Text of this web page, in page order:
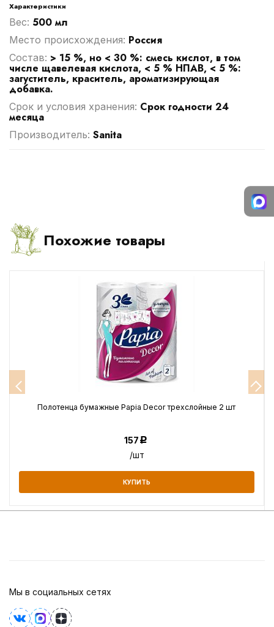
Характеристики
Вес: 500 мл
Место происхождения: Россия
Cостав: > 15 %, но < 30 %: смесь кислот, в том
числе щавелевая кислота, < 5 % НПАВ, < 5 %:
загуститель, краситель, ароматизирующая
добавка.
Срок и условия хранения: Срок годности 24
месяца
Производитель: Sanita
Похожие товары
Полотенца бумажные Papia Decor трехслойные 2 шт
157Р
/шт
КУПИТЬ
Мы в социальных сетях